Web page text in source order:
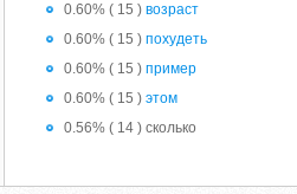
0.60% ( 15 ) возраст
0.60% ( 15 ) похудеть
0.60% ( 15 ) пример
0.60% ( 15 ) этом
0.56% ( 14 ) сколько